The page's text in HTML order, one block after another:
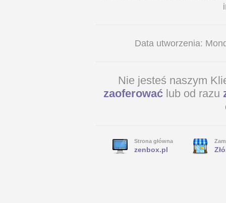
Data utworzenia:
Nie jesteś naszym
zaoferować lub od razu
Strona główna
zenbox.pl